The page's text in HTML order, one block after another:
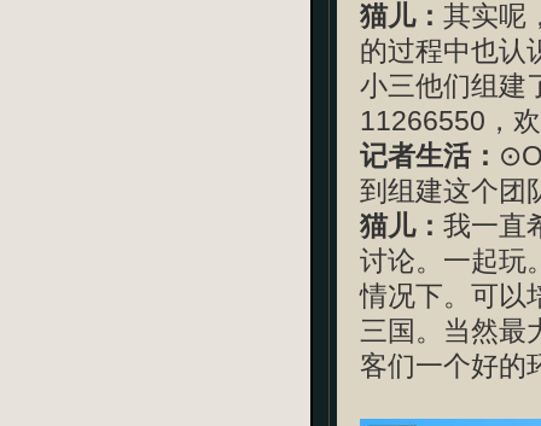
猫儿： 其实呢
的过程中也认
小三他们组建
11266550，
记者生活：
到组建这个团
猫儿： 我一直
讨论。一起玩
情况下。可以
三国。当然最
客们一个好的